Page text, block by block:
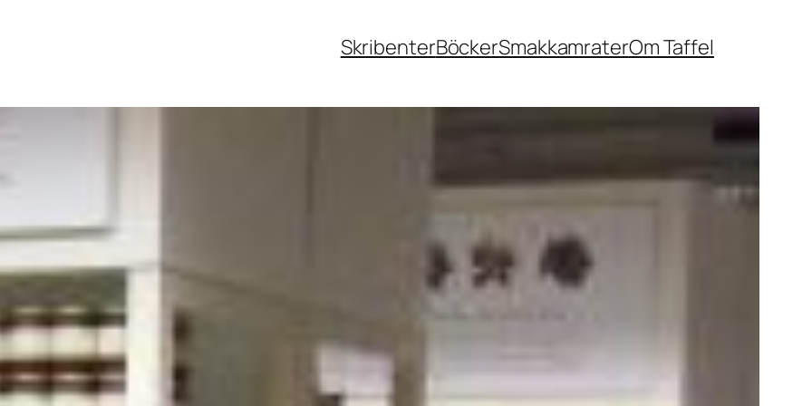
SkribenterBöckerSmakkamraterOm Taffel